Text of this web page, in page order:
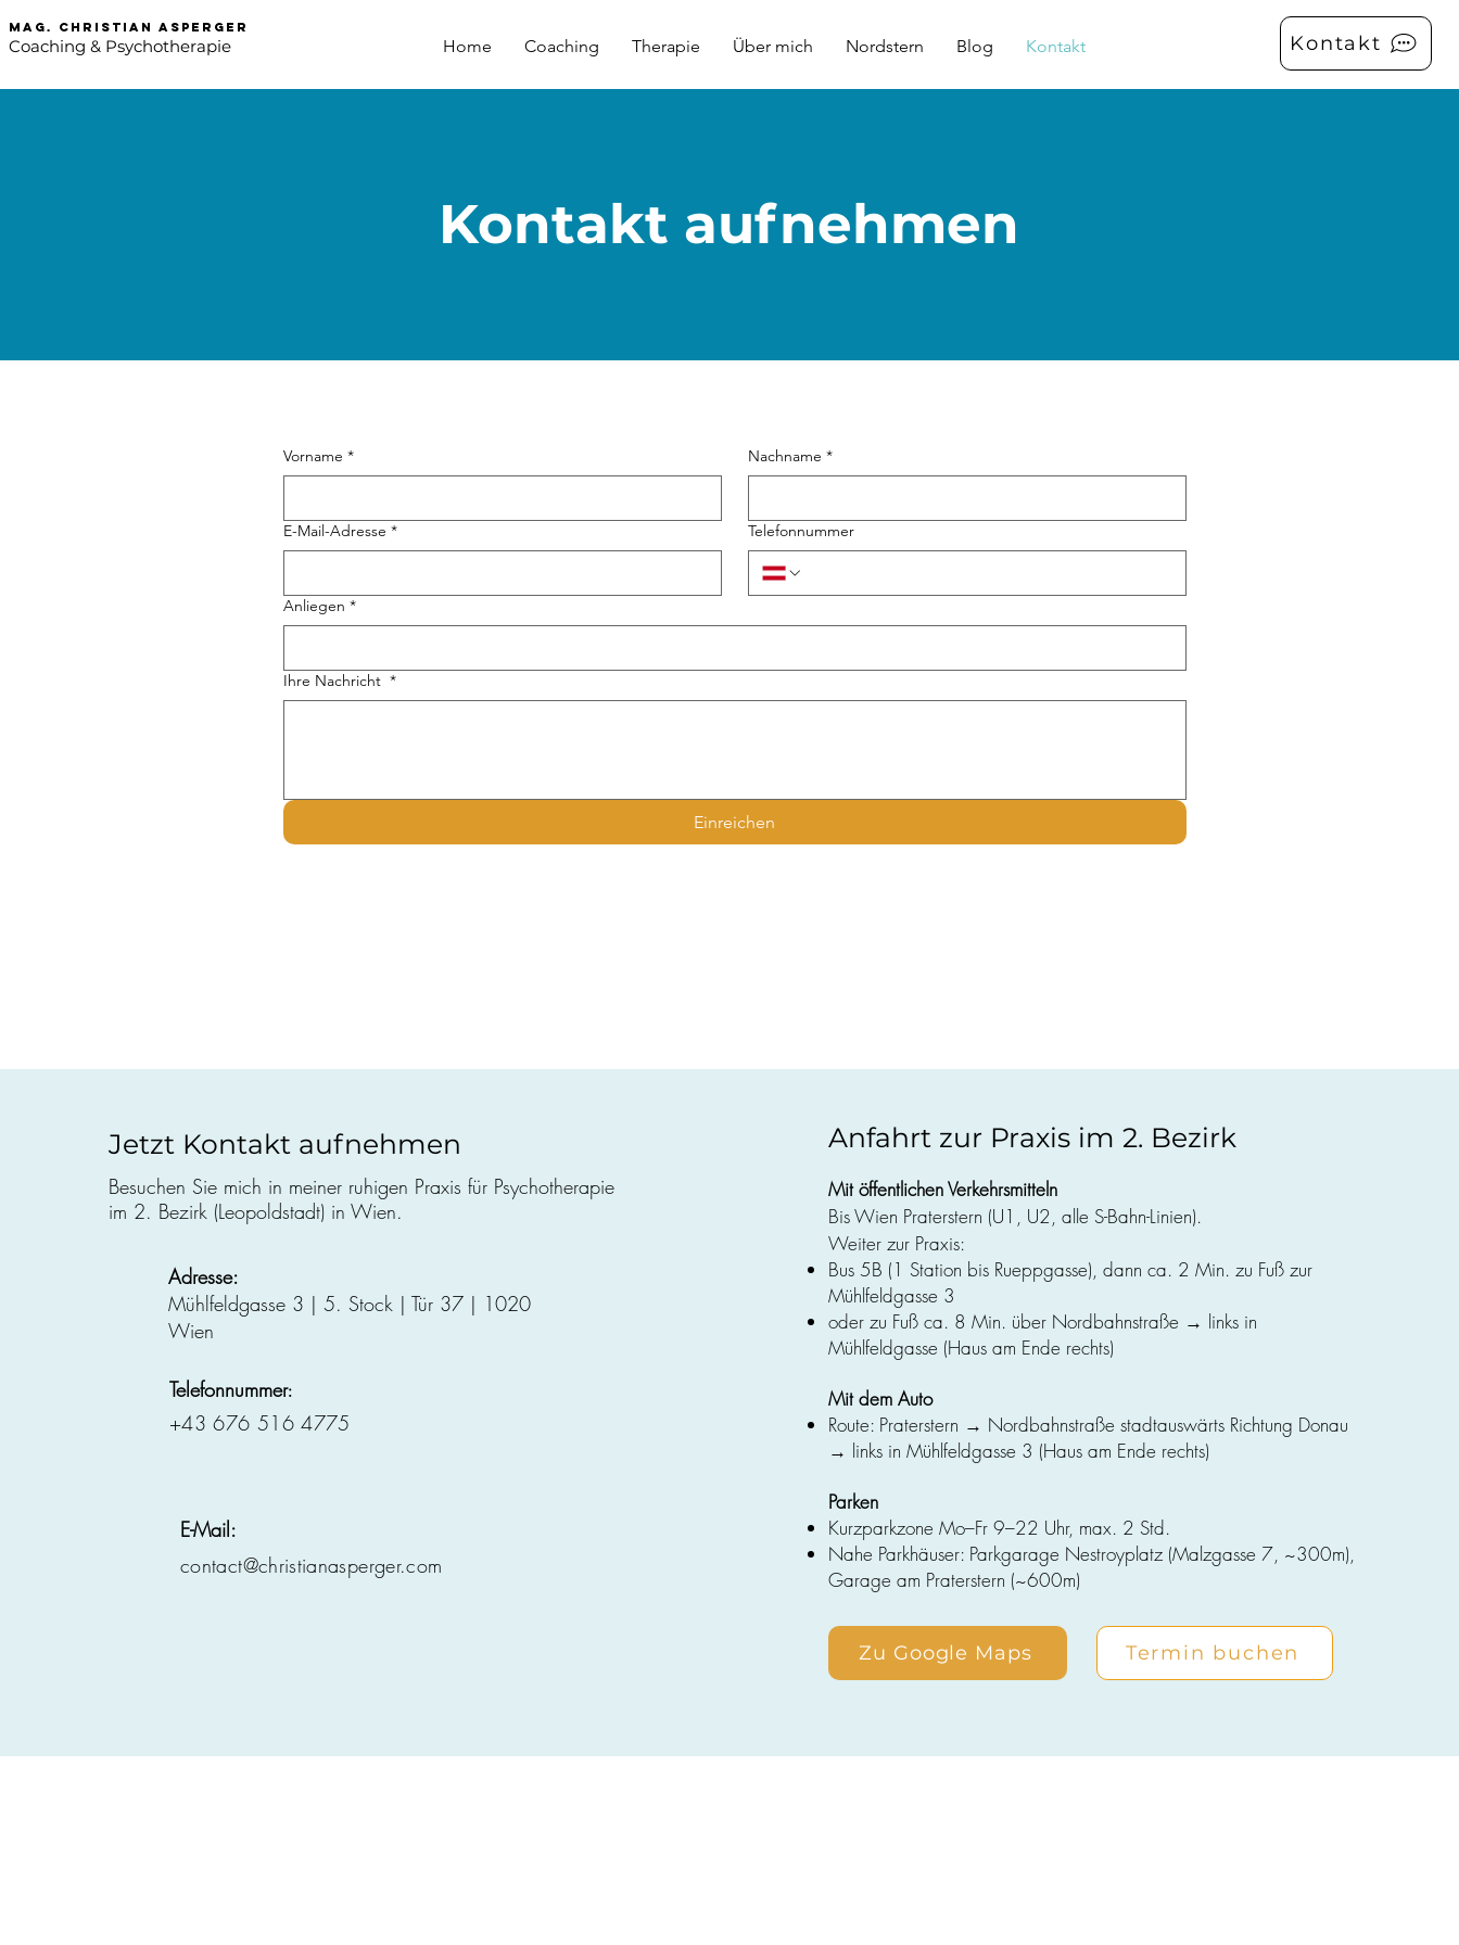
mag. Christian asperger
Coaching & Psychotherapie Home Coaching Therapie Über mich Nordstern Blog Kontakt Kontakt
Kontakt aufnehmen
Vorname * Nachname *
E-Mail-Adresse * Telefonnummer
Anliegen *
Ihre Nachricht *
Einreichen
Jetzt Kontakt aufnehmen
Besuchen Sie mich in meiner ruhigen Praxis für Psychotherapie
im 2. Bezirk (Leopoldstadt) in Wien.
Adresse:
Mühlfeldgasse 3 | 5. Stock | Tür 37 | 1020
Wien
Telefonnummer:
+43 676 516 4775
E-Mail:
contact@christianasperger.com
Anfahrt zur Praxis im 2. Bezirk
Mit öffentlichen Verkehrsmitteln
Bis Wien Praterstern (U1, U2, alle S-Bahn-Linien).
Weiter zur Praxis:
Bus 5B (1 Station bis Rueppgasse), dann ca. 2 Min. zu Fuß zur
Mühlfeldgasse 3
oder zu Fuß ca. 8 Min. über Nordbahnstraße → links in
Mühlfeldgasse (Haus am Ende rechts)
Mit dem Auto
Route: Praterstern → Nordbahnstraße stadtauswärts Richtung Donau
→ links in Mühlfeldgasse 3 (Haus am Ende rechts)
Parken
Kurzparkzone Mo–Fr 9–22 Uhr, max. 2 Std.
Nahe Parkhäuser: Parkgarage Nestroyplatz (Malzgasse 7, ~300m),
Garage am Praterstern (~600m)
Zu Google Maps Termin buchen